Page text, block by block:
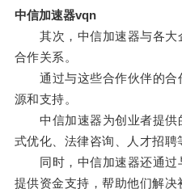
中信加速器vqn
其次，中信加速器与各大
合作关系。
通过与这些合作伙伴的合
源和支持。
中信加速器为创业者提供
式优化、法律咨询、人才招聘
同时，中信加速器还通过
提供资金支持，帮助他们解决